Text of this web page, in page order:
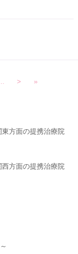
> »